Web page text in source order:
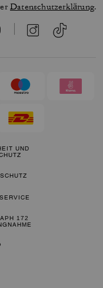
Datenschutzerklärung.
UND
172